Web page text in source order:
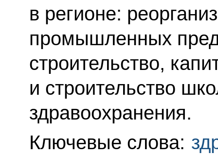
в регионе:
промышленных
строительство,
и строительство
здравоохранения.
Ключевые слова: